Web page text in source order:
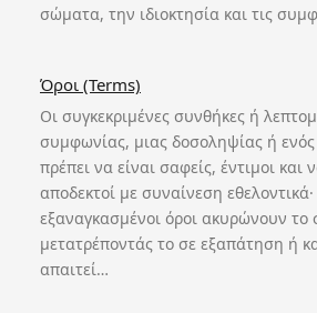
σώματα, την ιδιοκτησία και τις
Όροι (Terms)
Οι συγκεκριμένες συνθήκες ή
συμφωνίας, μιας δοσοληψίας ή ενός
πρέπει να είναι σαφείς, έντιμοι και
αποδεκτοί με συναίνεση
εξαναγκασμένοι όροι ακυρώνουν το
μετατρέποντάς το σε εξαπάτηση ή
απαιτεί…